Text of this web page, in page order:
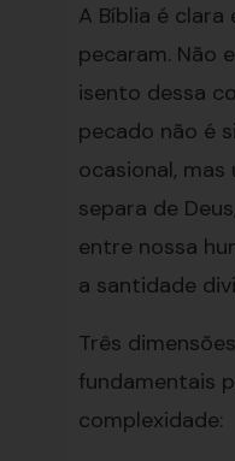
A Bíblia é
pecaram. Não
isento dessa
pecado não é
ocasional,
separa de
entre nossa
a santidade
Três
fundamentais
complexidade: